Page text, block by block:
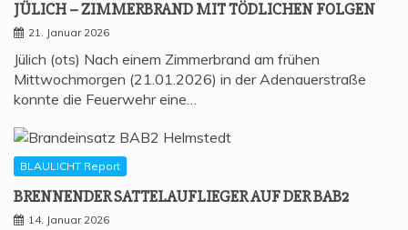
JÜLICH – ZIM­MER­BRAND MIT TÖD­LI­CHEN FOLGEN
21. Januar 2026
Jülich (ots) Nach einem Zimmerbrand am frühen
Mittwochmorgen (21.01.2026) in der Adenauerstraße
konnte die Feuerwehr eine…
BLAULICHT Report
BREN­NEN­DER SAT­TEL­AUF­LIE­GER AUF DER BAB2
14. Januar 2026